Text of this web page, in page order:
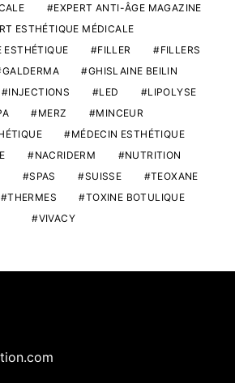
EXPERT ANTI-ÂGE MAGAZINE
ESTHÉTIQUE MÉDICALE
ESTHÉTIQUE
FILLER
FILLERS
GALDERMA
GHISLAINE BEILIN
INJECTIONS LED
LIPOLYSE
MERZ
MINCEUR
MÉDECIN ESTHÉTIQUE
NACRIDERM
NUTRITION
SPAS SUISSE
TEOXANE
THERMES
TOXINE BOTULIQUE
VIVACY